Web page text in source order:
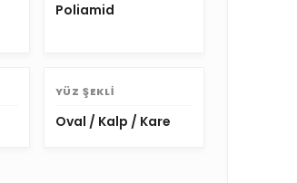
Poliamid
YÜZ ŞEKLI
Oval / Kalp / Kare